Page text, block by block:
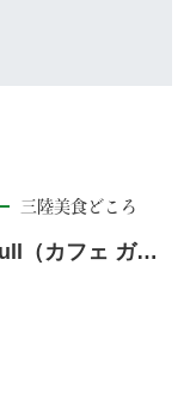
三陸美食どころ
cafe gull（カフェ ガル）